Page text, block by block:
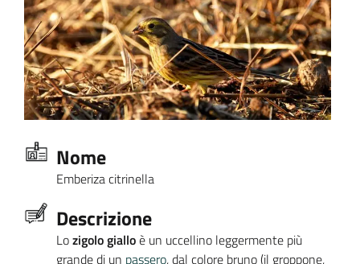
Nome
Emberiza citrinella
Descrizione
Lozigolo gialloè un uccellino leggermente più
grande di un passero, dal colore bruno (il groppone,